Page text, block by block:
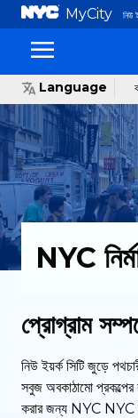
MyCity নিউ
Language
NYC
প্রোগ্রাম
নিউ ইয়র্ক সিটি জুড়ে
সবুজ অবকাঠামো
করার জন্য NYC NYC